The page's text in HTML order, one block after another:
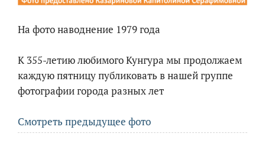
На фото наводнение 1979 года
К 355-летию любимого Кунгура мы продолжаем
каждую пятницу публиковать в нашей группе
фотографии города разных лет
Смотреть предыдущее фото